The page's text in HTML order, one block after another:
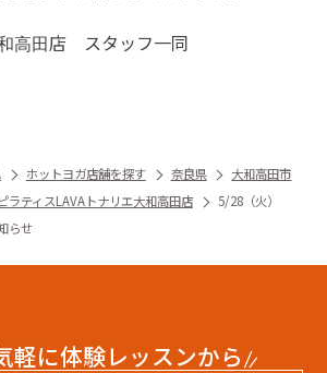
高田店 スタッフ一同
ホットヨガ店舗を探す 奈良県
大和高田市
ラティスLAVAトナリエ大和高田店
5/28（火）
らせ
軽に体験レッスンから